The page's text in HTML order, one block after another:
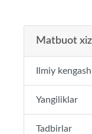
Matbuot
Ilmiy
Yangiliklar
Tadbirlar